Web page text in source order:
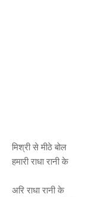
मिश्री से मीठे बोल
हमारी राधा रानी के
अरि राधा रानी के